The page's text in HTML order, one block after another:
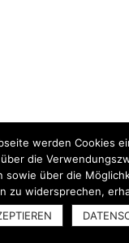
werden Cookies
die
sowie über die
zu widersprechen,